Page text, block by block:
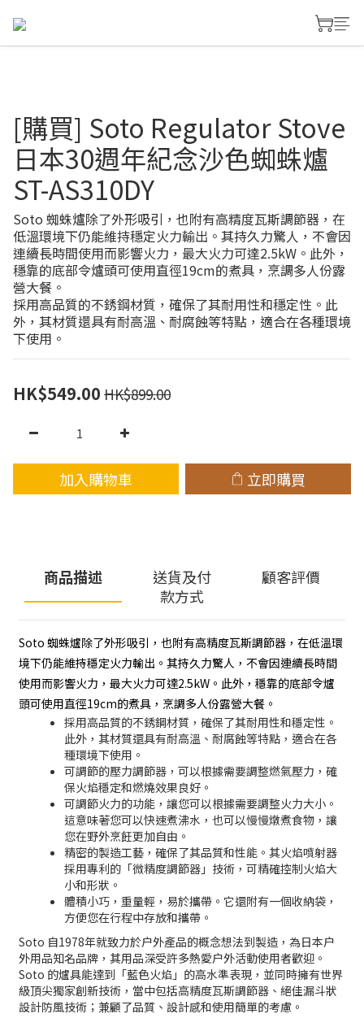
[購買] Soto Regulator Stove
日本30週年紀念沙色蜘蛛爐
ST-AS310DY
Soto 蜘蛛爐除了外形吸引，也附有高精度瓦斯調節器，在
低溫環境下仍能維持穩定火力輸出。其持久力驚人，不會因
連續長時間使用而影響火力，最大火力可達2.5kW。此外，
穩靠的底部令爐頭可使用直徑19cm的煮具，烹調多人份露
營大餐。
採用高品質的不銹鋼材質，確保了其耐用性和穩定性。此
外，其材質還具有耐高溫、耐腐蝕等特點，適合在各種環境
下使用。
HK$549.00 HK$899.00
加入購物車 立即購買
商品描述
送貨及付
款方式
顧客評價
Soto 蜘蛛爐除了外形吸引，也附有高精度瓦斯調節器，在低溫環
境下仍能維持穩定火力輸出。其持久力驚人，不會因連續長時間
使用而影響火力，最大火力可達2.5kW。此外，穩靠的底部令爐
頭可使用直徑19cm的煮具，烹調多人份露營大餐。
採用高品質的不銹鋼材質，確保了其耐用性和穩定性。
此外，其材質還具有耐高溫、耐腐蝕等特點，適合在各
種環境下使用。
可調節的壓力調節器，可以根據需要調整燃氣壓力，確
保火焰穩定和燃燒效果良好。
可調節火力的功能，讓您可以根據需要調整火力大小。
這意味著您可以快速煮沸水，也可以慢慢燉煮食物，讓
您在野外烹飪更加自由。
精密的製造工藝，確保了其品質和性能。其火焰噴射器
採用專利的「微精度調節器」技術，可精確控制火焰大
小和形狀。
體積小巧，重量輕，易於攜帶。它還附有一個收納袋，
方便您在行程中存放和攜帶。
Soto 自1978年就致力於户外產品的概念想法到製造，為日本户
外用品知名品牌，其用品深受許多熱愛户外活動使用者歡迎。
Soto 的爐具能達到「藍色火焰」的高水準表現，並同時擁有世界
級頂尖獨家創新技術，當中包括高精度瓦斯調節器、絕佳漏斗狀
設計防風技術；兼顧了品質、設計感和使用簡單的考慮。